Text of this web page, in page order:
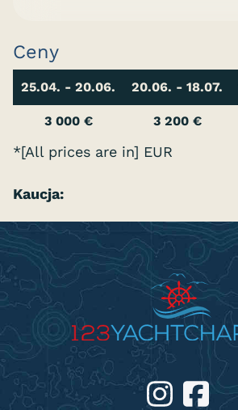
Ceny
25.04. - 20.06. 20.06. - 18.07.
3 000 € 3 200 €
*[All prices are in] EUR
Kaucja: